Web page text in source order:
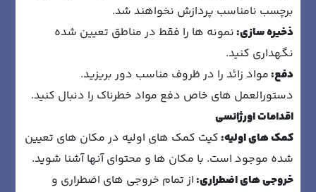
برچسب نامناسب پردازش نخواهند شد.
ذخیره سازی:نمونه ها را فقط در مناطق تعیین شده
نگهداری کنید.
دفع:مواد زائد را در ظروف مناسب دور بریزید.
دستورالعمل های خاص دفع مواد خطرناک را دنبال کنید.
اقدامات اورژانسی
کمک های اولیه:کیت کمک های اولیه در مکان های تعیین
شده موجود است. با مکان ها و محتوای آنها آشنا شوید.
خروجی های اضطراری:از تمام خروجی های اضطراری و